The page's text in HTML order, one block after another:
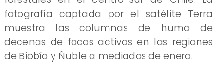
fotografía captada por el satélite Terra
muestra las columnas de humo de
decenas de focos activos en las regiones
de Biobío y Ñuble a mediados de enero.